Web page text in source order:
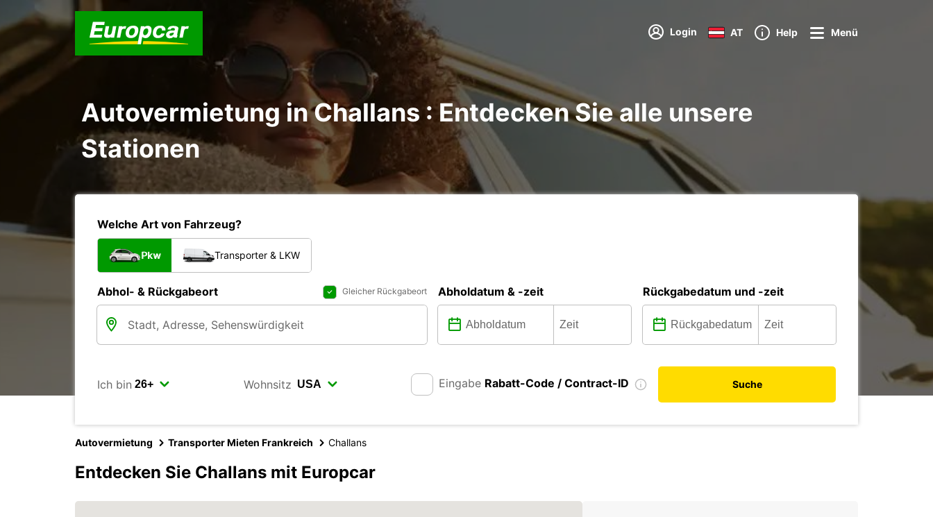
Login AT Help Menü
Autovermietung in Challans : Entdecken Sie alle unsere
Stationen
Welche Art von Fahrzeug?
Pkw Transporter & LKW
Abhol- & Rückgabeort Gleicher Rückgabeort Abholdatum & -zeit Rückgabedatum und -zeit
Ich bin Wohnsitz Eingabe Rabatt-Code / Contract-ID Suche
Autovermietung Transporter Mieten Frankreich Challans
Entdecken Sie Challans mit Europcar